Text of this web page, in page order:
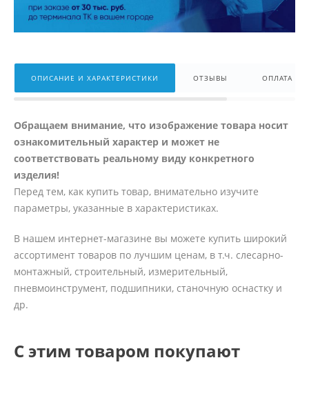
ОПИСАНИЕ И ХАРАКТЕРИСТИКИ ОТЗЫВЫ ОПЛАТА
Обращаем внимание, что изображение товара носит
ознакомительный характер и может не
соответствовать реальному виду конкретного
изделия!
Перед тем, как купить товар, внимательно изучите
параметры, указанные в характеристиках.
В нашем интернет-магазине вы можете купить широкий
ассортимент товаров по лучшим ценам, в т.ч. слесарно-
монтажный, строительный, измерительный,
пневмоинструмент, подшипники, станочную оснастку и
др.
С этим товаром покупают